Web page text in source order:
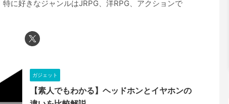
に好きなジャンルはJRPG、洋RPG、アクションで
ガジェット
【素人でもわかる】ヘッドホンとイヤホンの